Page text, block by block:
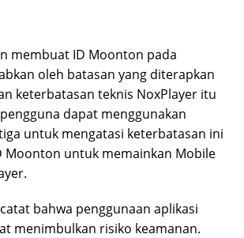
membuat ID Moonton pada
oleh batasan yang diterapkan
keterbatasan teknis NoxPlayer itu
dapat menggunakan
untuk mengatasi keterbatasan ini
Moonton untuk memainkan Mobile
bahwa penggunaan aplikasi
menimbulkan risiko keamanan.